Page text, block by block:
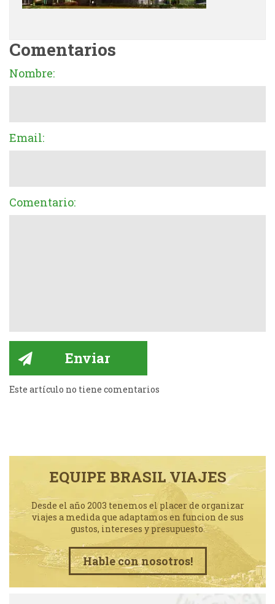
Comentarios
Nombre:
Email:
Comentario:
Este artículo no tiene comentarios
EQUIPE BRASIL VIAJES
Desde el año 2003 tenemos el placer de organizar
viajes a medida que adaptamos en funcion de sus
gustos, intereses y presupuesto.
Hable con nosotros!